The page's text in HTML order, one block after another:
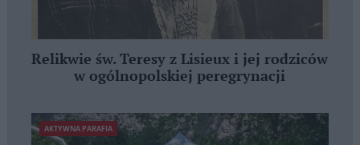
Relikwie św. Teresy z Lisieux i jej rodziców
w ogólnopolskiej peregrynacji
AKTYWNA PARAFIA